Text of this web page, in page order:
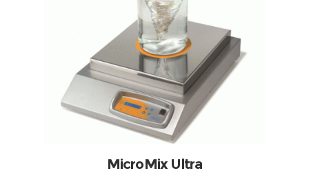
MicroMix Ultra